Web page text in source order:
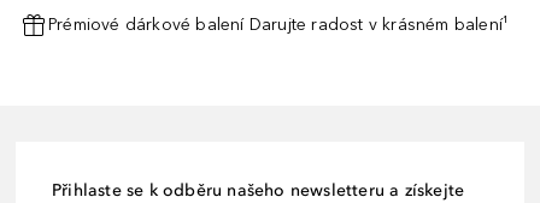
Prémiové dárkové balení Darujte radost v krásném balení¹
Přihlaste se k odběru našeho newsletteru a získejte